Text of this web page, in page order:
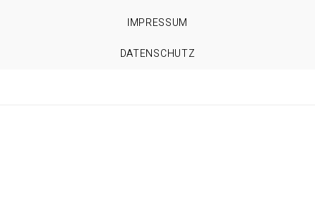
IMPRESSUM
DATENSCHUTZ